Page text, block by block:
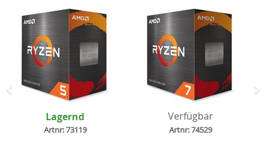
Lagernd
Artnr: 73119
Verfügbar
Artnr: 74529
Zurück